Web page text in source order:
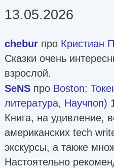
13.05.2026
chebur про Кристиан
Сказки очень
взрослой.
SeNS про Boston:
литература, Научпоп)
Книга, на удивление,
американских tech
экскурсы, а также
Настоятельно